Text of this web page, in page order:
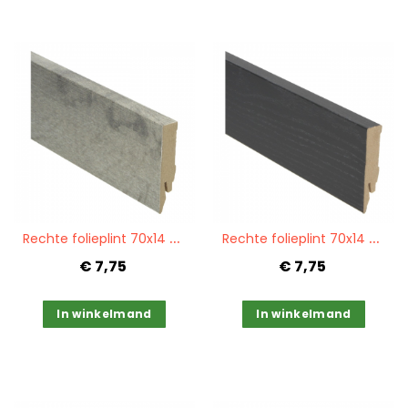
R
echte folieplint 70x14 Country Oak grey PPC 27224
€ 7,75
In winkelmand
R
echte folieplint 70x14 zwart PPC 27091
€ 7,75
In winkelmand